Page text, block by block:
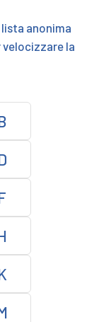
anonima
la